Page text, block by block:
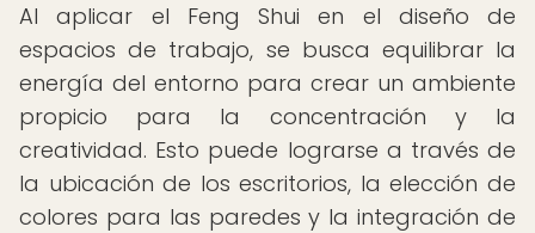
Al aplicar el Feng Shui en el diseño de
espacios de trabajo, se busca equilibrar la
energía del entorno para crear un ambiente
propicio para la concentración y la
creatividad. Esto puede lograrse a través de
la ubicación de los escritorios, la elección de
colores para las paredes y la integración de